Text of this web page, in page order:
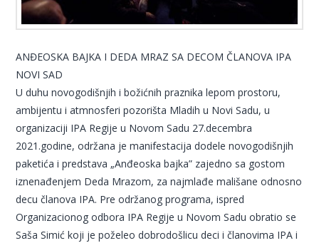
ANĐEOSKA BAJKA I DEDA MRAZ SA DECOM ČLANOVA IPA
NOVI SAD
U duhu novogodišnjih i božićnih praznika lepom prostoru,
ambijentu i atmnosferi pozorišta Mladih u Novi Sadu, u
organizaciji IPA Regije u Novom Sadu 27.decembra
2021.godine, održana je manifestacija dodele novogodišnjih
paketića i predstava „Anđeoska bajka” zajedno sa gostom
iznenađenjem Deda Mrazom, za najmlađe mališane odnosno
decu članova IPA. Pre održanog programa, ispred
Organizacionog odbora IPA Regije u Novom Sadu obratio se
Saša Simić koji je poželeo dobrodošlicu deci i članovima IPA i